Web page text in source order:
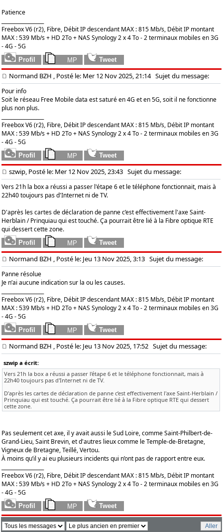
Patience
Freebox V6 (r2), Fibre, Débit IP descendant MAX : 815 Mb/s, Débit IP montant
MAX : 539 Mb/s + HD 2To + NAS Synology 2 x 4 To - 2 terminaux mobiles en 3G
- 4G - 5G
Normand BZH , Posté le: Mer 12 Nov 2025, 21:14Sujet du message:
Pour info
Soit le réseau Free Mobile data est saturé en 4G et en 5G, soit il ne fonctionne
plus non plus.
Freebox V6 (r2), Fibre, Débit IP descendant MAX : 815 Mb/s, Débit IP montant
MAX : 539 Mb/s + HD 2To + NAS Synology 2 x 4 To - 2 terminaux mobiles en 3G
- 4G - 5G
szwip, Posté le: Mer 12 Nov 2025, 23:43 Sujet du message:
Vers 21h la box a réussi a passer l'étape 6 et le téléphone fonctionnait, mais à
22h40 toujours pas d'Internet ni de TV.
D'après les cartes de déclaration de panne c’est effectivement l'axe Saint-
Herblain / Prinquiau qui est touché. Ça pourrait être lié à la Fibre optique RTE
qui dessert cette zone.
Normand BZH , Posté le: Jeu 13 Nov 2025, 3:13 Sujet du message:
Panne résolue
Je n’ai aucune indication sur la ou les causes.
Freebox V6 (r2), Fibre, Débit IP descendant MAX : 815 Mb/s, Débit IP montant
MAX : 539 Mb/s + HD 2To + NAS Synology 2 x 4 To - 2 terminaux mobiles en 3G
- 4G - 5G
Normand BZH , Posté le: Jeu 13 Nov 2025, 17:52 Sujet du message:
szwip a écrit:
Vers 21h la box a réussi a passer l'étape 6 et le téléphone fonctionnait, mais à
22h40 toujours pas d'Internet ni de TV.
D'après les cartes de déclaration de panne c’est effectivement l'axe Saint-Herblain /
Prinquiau qui est touché. Ça pourrait être lié à la Fibre optique RTE qui dessert
cette zone.
Pas seulement cet axe, il y avait aussi le Sud Loire, comme Saint-Philbert-de-
Grand-Lieu, Saint Brevin, et d'autres lieux comme le Temple-de-Bretagne,
Vigneux de Bretagne, Teillé, Vertou.
À moins qu’il y ai eu plusieurs incidents qui n’ont pas de rapport entre eux.
Freebox V6 (r2), Fibre, Débit IP descendant MAX : 815 Mb/s, Débit IP montant
MAX : 539 Mb/s + HD 2To + NAS Synology 2 x 4 To - 2 terminaux mobiles en 3G
- 4G - 5G